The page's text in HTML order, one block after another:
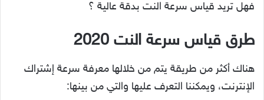
فهل تريد قياس سرعة النت بدقة عالية ؟
طرق قياس سرعة النت 2020
هناك أكثر من طريقة يتم من خلالها معرفة سرعة إشتراك
الإنترنت، ويمكننا التعرف عليها والتي من بينها: